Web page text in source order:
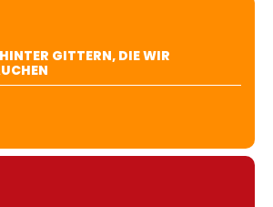
GITTERN, DIE WIR